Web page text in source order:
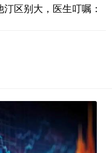
区别大，医生叮嘱：